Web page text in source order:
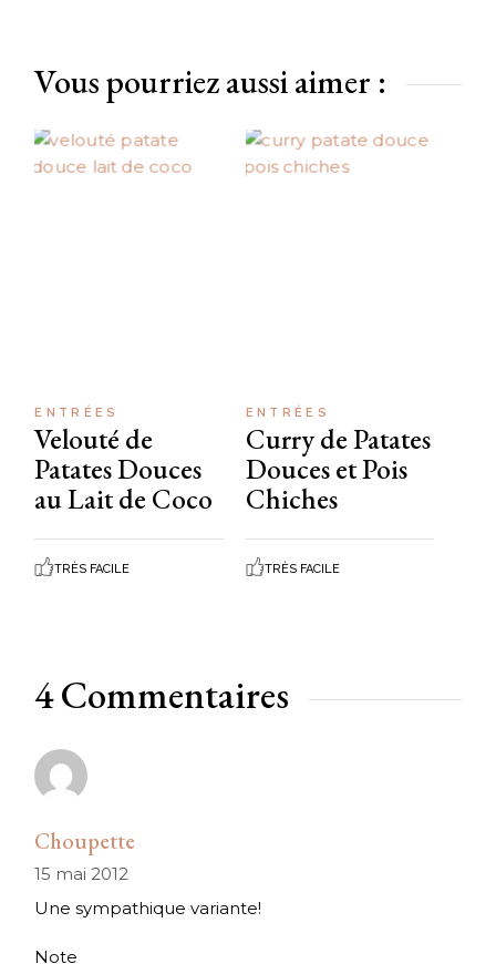
Vous pourriez aussi aimer :
ENTRÉES
Velouté de
Patates Douces
au Lait de Coco
TRÈS FACILE
ENTRÉES
Curry de Patates
Douces et Pois
Chiches
TRÈS FACILE
4 Commentaires
Choupette
15 mai 2012
Une sympathique variante!
Note